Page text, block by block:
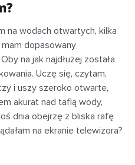
na wodach otwartych, kilka
dopasowany
na jak najdłużej została
Uczę się, czytam,
i uszy szeroko otwarte,
akurat nad taflą wody,
dnia obejrzę z bliska rafę
na ekranie telewizora?